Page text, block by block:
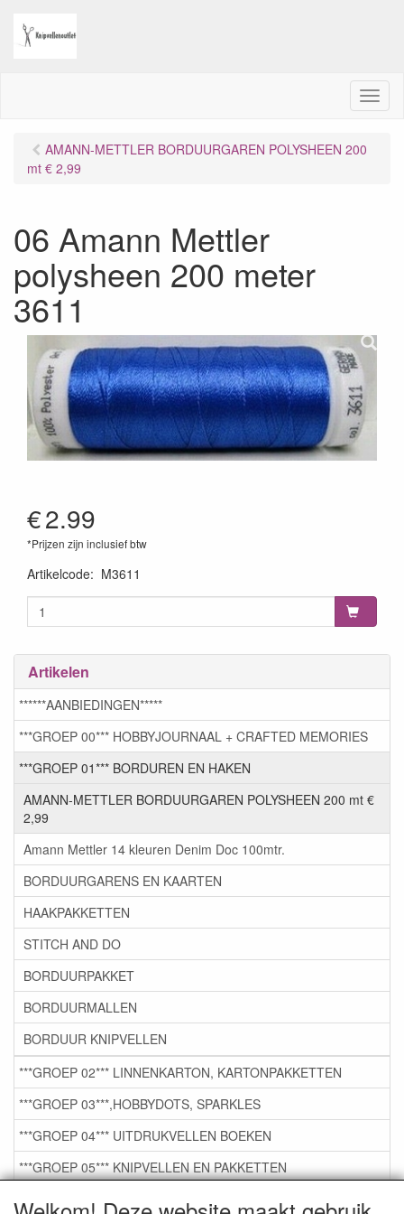
M
e
AMANN-METTLER BORDUURGAREN POLYSHEEN 200
mt € 2,99
06 Amann Mettler
polysheen 200 meter
3611
€2.99
*Prijzen zijn inclusief btw
Artikelcode: M3611
Artikelen
******AANBIEDINGEN*****
***GROEP 00*** HOBBYJOURNAAL + CRAFTED MEMORIES
***GROEP 01*** BORDUREN EN HAKEN
AMANN-METTLER BORDUURGAREN POLYSHEEN 200 mt €
2,99
Amann Mettler 14 kleuren Denim Doc 100mtr.
BORDUURGARENS EN KAARTEN
HAAKPAKKETTEN
STITCH AND DO
BORDUURPAKKET
BORDUURMALLEN
BORDUUR KNIPVELLEN
***GROEP 02*** LINNENKARTON, KARTONPAKKETTEN
***GROEP 03***,HOBBYDOTS, SPARKLES
***GROEP 04*** UITDRUKVELLEN BOEKEN
***GROEP 05*** KNIPVELLEN EN PAKKETTEN
***GROEP 06*** TAPE/LIJM SNIJMALLEN STEMPELS